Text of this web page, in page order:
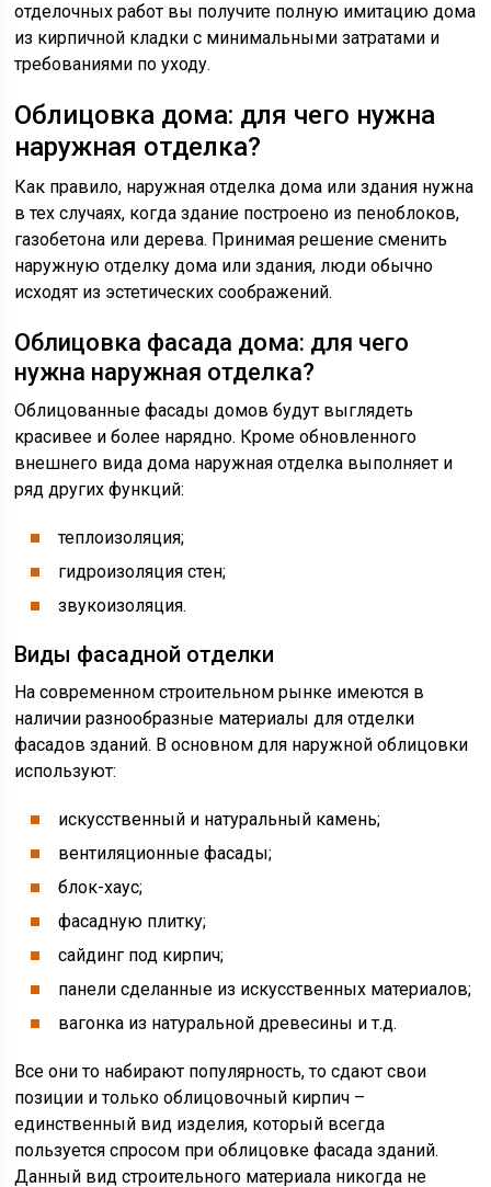
отделочных работ вы получите полную имитацию дома
из кирпичной кладки с минимальными затратами и
требованиями по уходу.
Облицовка дома: для чего нужна
наружная отделка?
Как правило, наружная отделка дома или здания нужна
в тех случаях, когда здание построено из пеноблоков,
газобетона или дерева. Принимая решение сменить
наружную отделку дома или здания, люди обычно
исходят из эстетических соображений.
Облицовка фасада дома: для чего
нужна наружная отделка?
Облицованные фасады домов будут выглядеть
красивее и более нарядно. Кроме обновленного
внешнего вида дома наружная отделка выполняет и
ряд других функций:
теплоизоляция;
гидроизоляция стен;
звукоизоляция.
Виды фасадной отделки
На современном строительном рынке имеются в
наличии разнообразные материалы для отделки
фасадов зданий. В основном для наружной облицовки
используют:
искусственный и натуральный камень;
вентиляционные фасады;
блок-хаус;
фасадную плитку;
сайдинг под кирпич;
панели сделанные из искусственных материалов;
вагонка из натуральной древесины и т.д.
Все они то набирают популярность, то сдают свои
позиции и только облицовочный кирпич –
единственный вид изделия, который всегда
пользуется спросом при облицовке фасада зданий.
Данный вид строительного материала никогда не